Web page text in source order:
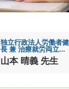
独立行政法人労働者
長 兼 治療就労両立...
山本 晴義 先生